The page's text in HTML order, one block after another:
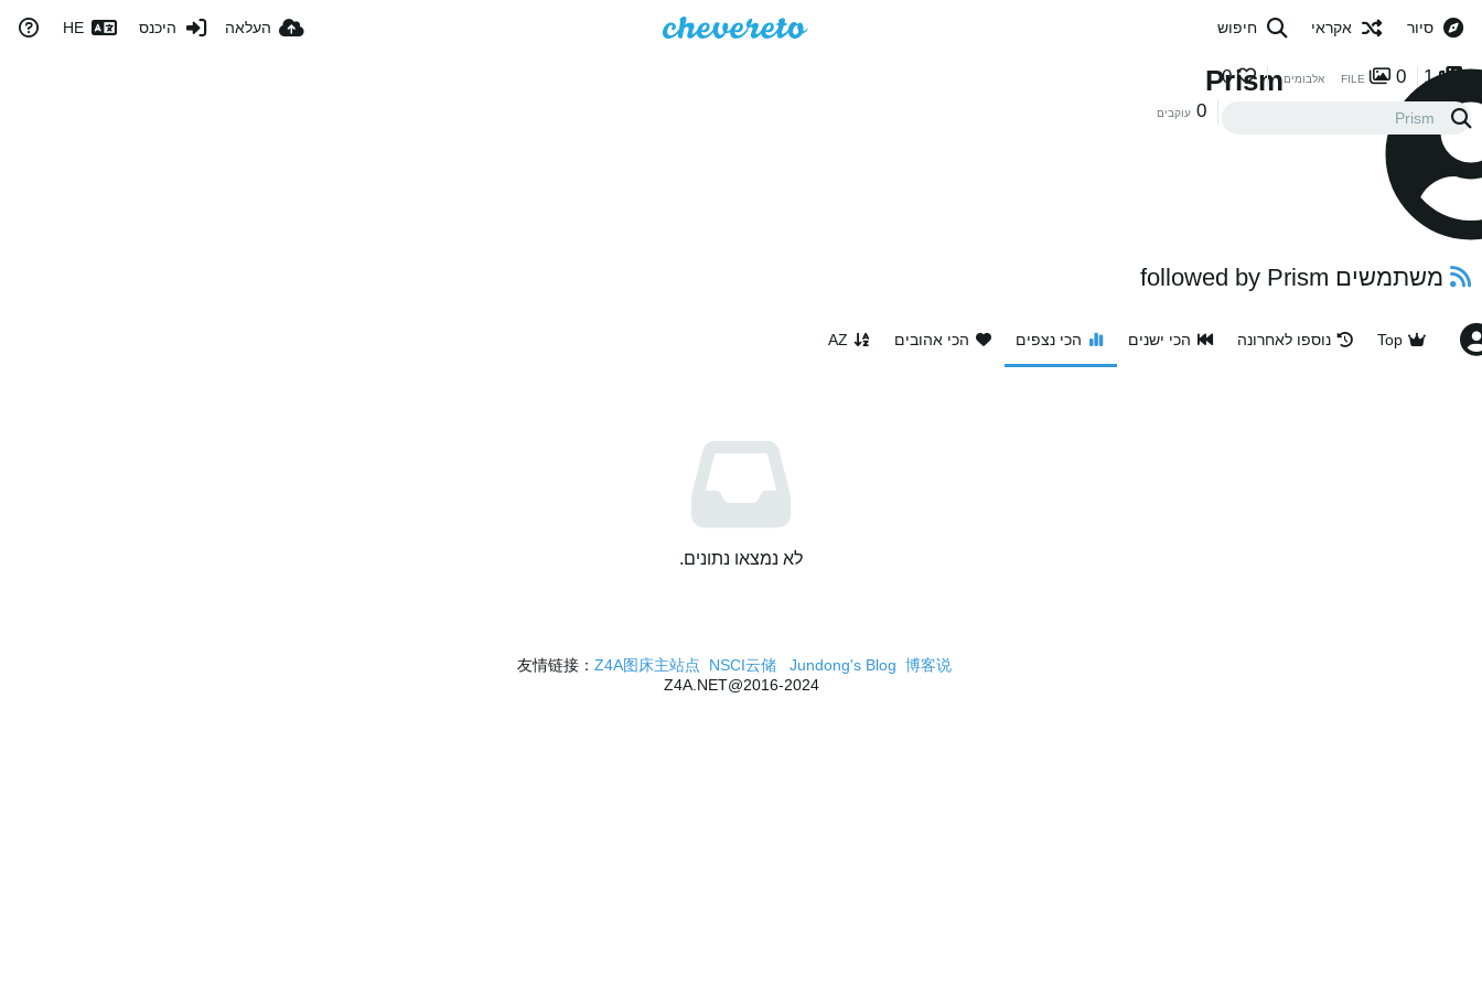
סיור אקראי חיפוש העלאה היכנס HE
Prism
0 עוקבים
1
FILE 0 אלבומים 0
משתמשים followed by Prism
Top נוספו לאחרונה הכי ישנים הכי נצפים הכי אהובים AZ
לא נמצאו נתונים.
Z4A图床主站点 NSCI云储 Jundong's Blog 博客说
2016-2024@Z4A.NET